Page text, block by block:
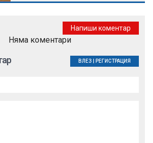
Напиши коментар
Няма коментари
ВЛЕЗ РЕГИСТРАЦИЯ